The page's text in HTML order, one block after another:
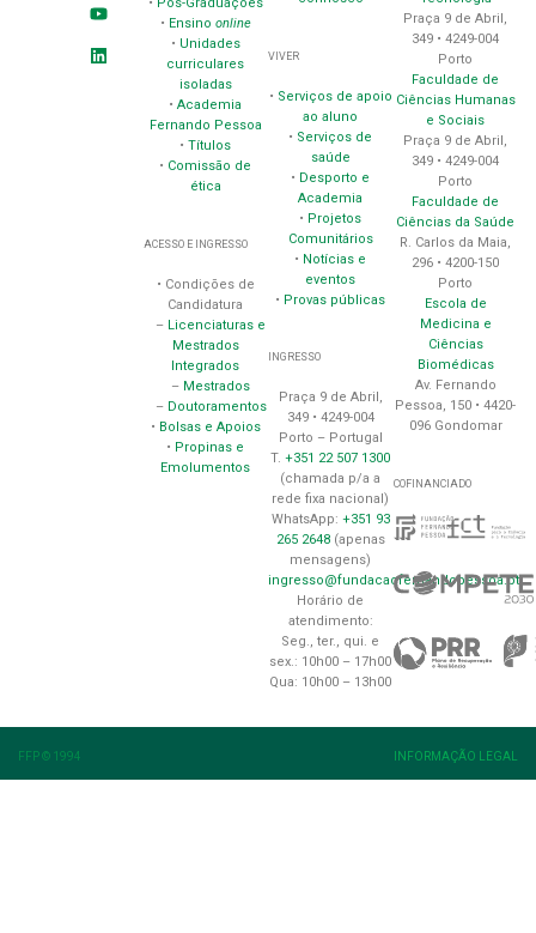
• Pós-Graduações
• Ensino online
• Unidades
curriculares
isoladas
•Academia
Fernando Pessoa
•Títulos
• Comissão de
ética
ACESSO E INGRESSO
• Condições de
Candidatura
– Licenciaturas e
Mestrados
Integrados
– Mestrados
– Doutoramentos
• Bolsas e Apoios
• Propinas e
Emolumentos
VIVER
• Serviços de apoio
ao aluno
• Serviços de
saúde
• Desporto e
Academia
• Projetos
Comunitários
• Notícias e
eventos
• Provas públicas
INGRESSO
Praça 9 de Abril,
349 • 4249-004
Porto – Portugal
T.+351 22 507 1300
(chamada p/a a
rede fixa nacional)
WhatsApp: +351 93
265 2648(apenas
mensagens)
ingresso@fundacaofernandopessoa.pt
Horário de
atendimento:
Seg., ter., qui. e
sex.: 10h00 – 17h00
Qua: 10h00 – 13h00
Praça 9 de Abril,
349 • 4249-004
Porto
Faculdade de
Ciências Humanas
e Sociais
Praça 9 de Abril,
349 • 4249-004
Porto
Faculdade de
Ciências da Saúde
R. Carlos da Maia,
296 • 4200-150
Porto
Escola de
Medicina e
Ciências
Biomédicas
Av. Fernando
Pessoa, 150 • 4420-
096 Gondomar
COFINANCIADO
FFP © 1994 INFORMAÇÃO LEGAL